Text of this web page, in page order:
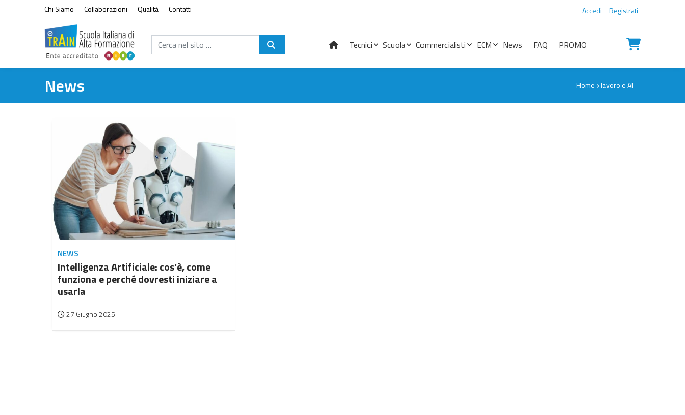
Vai al contenuto
Chi Siamo Collaborazioni Qualità Contatti Accedi Registrati
Cerca nel sito... Tecnici Scuola Commercialisti ECM News FAQ PROMO
News Home lavoro e AI
NEWS
Intelligenza Artificiale: cos’è, come
funziona e perché dovresti iniziare a
usarla
27 Giugno 2025